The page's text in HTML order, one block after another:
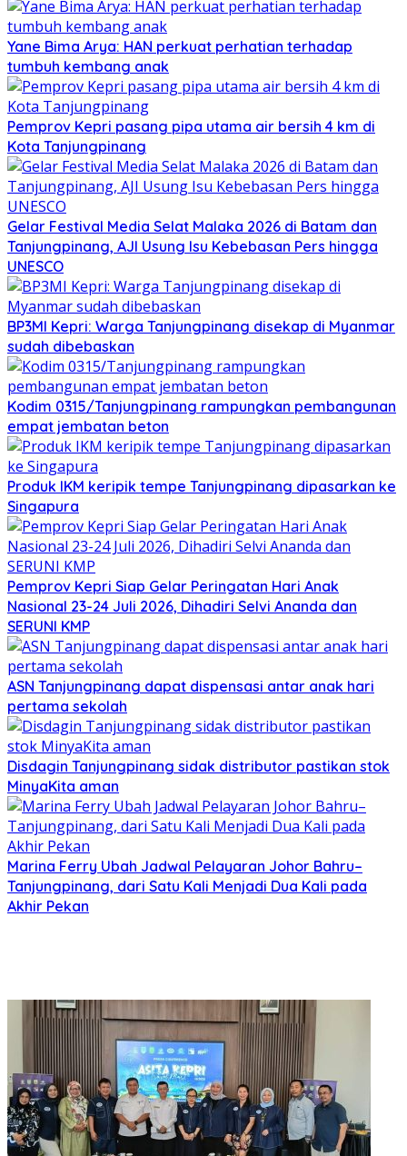
Yane Bima Arya: HAN perkuat perhatian terhadap
tumbuh kembang anak
Pemprov Kepri pasang pipa utama air bersih 4 km di
Kota Tanjungpinang
Gelar Festival Media Selat Malaka 2026 di Batam dan
Tanjungpinang, AJI Usung Isu Kebebasan Pers hingga
UNESCO
BP3MI Kepri: Warga Tanjungpinang disekap di Myanmar
sudah dibebaskan
Kodim 0315/Tanjungpinang rampungkan pembangunan
empat jembatan beton
Produk IKM keripik tempe Tanjungpinang dipasarkan ke
Singapura
Pemprov Kepri Siap Gelar Peringatan Hari Anak
Nasional 23-24 Juli 2026, Dihadiri Selvi Ananda dan
SERUNI KMP
ASN Tanjungpinang dapat dispensasi antar anak hari
pertama sekolah
Disdagin Tanjungpinang sidak distributor pastikan stok
MinyaKita aman
Marina Ferry Ubah Jadwal Pelayaran Johor Bahru–
Tanjungpinang, dari Satu Kali Menjadi Dua Kali pada
Akhir Pekan